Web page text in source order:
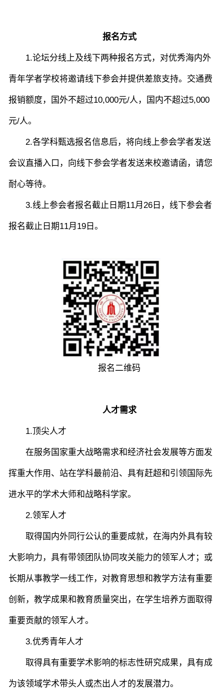
报名方式
1.论坛分线上及线下两种报名方式，对优秀海内外
青年学者学校将邀请线下参会并提供差旅支持。交通费
报销额度，国外不超过10,000元/人，国内不超过5,000
元/人。
2.各学科甄选报名信息后，将向线上参会学者发送
会议直播入口，向线下参会学者发送来校邀请函，请您
耐心等待。
3.线上参会者报名截止日期11月26日，线下参会者
报名截止日期11月19日。
报名二维码
人才需求
1.顶尖人才
在服务国家重大战略需求和经济社会发展等方面发
挥重大作用、站在学科最前沿、具有赶超和引领国际先
进水平的学术大师和战略科学家。
2.领军人才
取得国内外同行公认的重要成就，在海内外具有较
大影响力，具有带领团队协同攻关能力的领军人才；或
长期从事教学一线工作，对教育思想和教学方法有重要
创新，教学成果和教育质量突出，在学生培养方面取得
重要贡献的领军人才。
3.优秀青年人才
取得具有重要学术影响的标志性研究成果，具有成
为该领域学术带头人或杰出人才的发展潜力。